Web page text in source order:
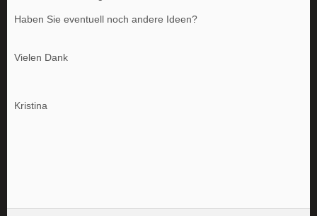
Haben Sie eventuell noch andere Ideen?
Vielen Dank
Kristina